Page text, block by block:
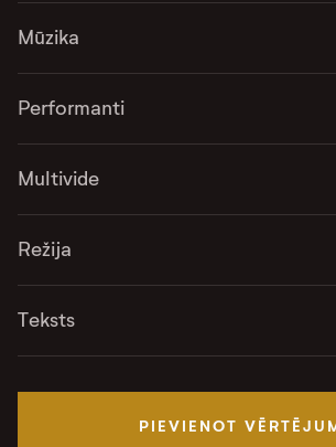
Mūzika
Performanti
Multivide
Režija
Teksts
PIEVIENOT